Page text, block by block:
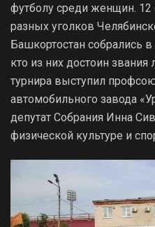
футболу среди женщин.
разных уголков
Башкортостан собрались
кто из них достоин
турнира выступил
автомобильного завода
депутат Собрания Инна
физической культуре и